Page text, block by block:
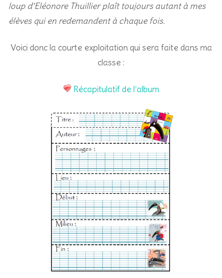
loup d’Eléonore Thuillier plaît toujours autant à mes
élèves qui en redemandent à chaque fois.
Voici donc la courte exploitation qui sera faite dans ma
classe :
Récapitulatif de l’album